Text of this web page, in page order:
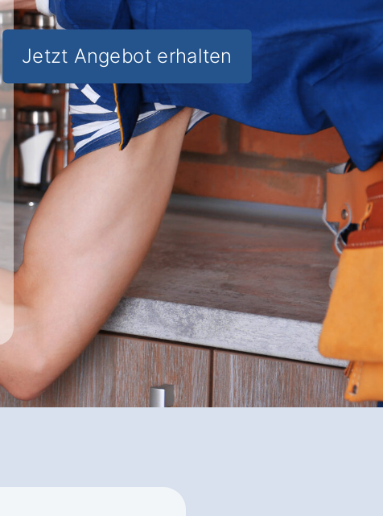
Jetzt Angebot erhalten